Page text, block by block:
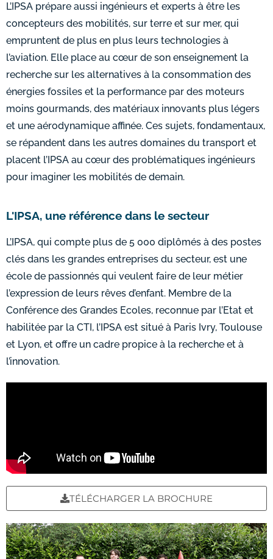
L’IPSA prépare aussi ingénieurs et experts à être les
concepteurs des mobilités, sur terre et sur mer, qui
empruntent de plus en plus leurs technologies à
l’aviation. Elle place au cœur de son enseignement la
recherche sur les alternatives à la consommation des
énergies fossiles et la performance par des moteurs
moins gourmands, des matériaux innovants plus légers
et une aérodynamique affinée. Ces sujets, fondamentaux,
se répandent dans les autres domaines du transport et
placent l’IPSA au cœur des problématiques ingénieurs
pour imaginer les mobilités de demain.
L'IPSA, une référence dans le secteur
L’IPSA, qui compte plus de 5 000 diplômés à des postes
clés dans les grandes entreprises du secteur, est une
école de passionnés qui veulent faire de leur métier
l’expression de leurs rêves d’enfant. Membre de la
Conférence des Grandes Ecoles, reconnue par l’Etat et
habilitée par la CTI, l’IPSA est situé à Paris Ivry, Toulouse
et Lyon, et offre un cadre propice à la recherche et à
l’innovation.
TÉLÉCHARGER LA BROCHURE